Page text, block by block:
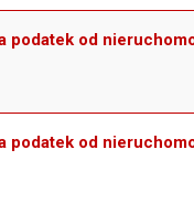
podatek od
podatek od